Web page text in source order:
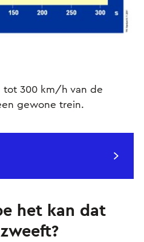
tot 300 km/h van de
gewone trein.
het kan dat